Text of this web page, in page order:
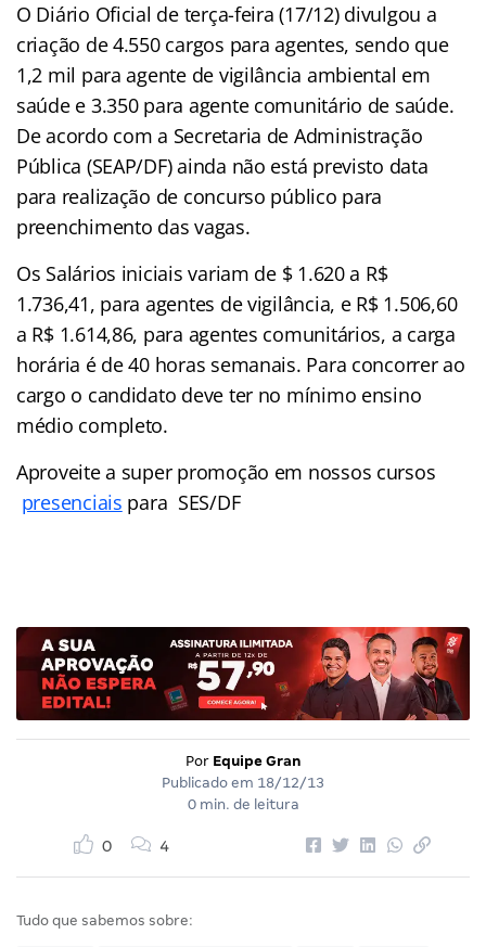
O Diário Oficial de terça-feira (17/12) divulgou a
criação de 4.550 cargos para agentes, sendo que
1,2 mil para agente de vigilância ambiental em
saúde e 3.350 para agente comunitário de saúde.
De acordo com a Secretaria de Administração
Pública (SEAP/DF) ainda não está previsto data
para realização de concurso público para
preenchimento das vagas.
Os Salários iniciais variam de $ 1.620 a R$
1.736,41, para agentes de vigilância, e R$ 1.506,60
a R$ 1.614,86, para agentes comunitários, a carga
horária é de 40 horas semanais. Para concorrer ao
cargo o candidato deve ter no mínimo ensino
médio completo.
Aproveite a super promoção em nossos cursos
presenciais para SES/DF
Por Equipe Gran
Publicado em 18/12/13
0 min. de leitura
0 4
Tudo que sabemos sobre: